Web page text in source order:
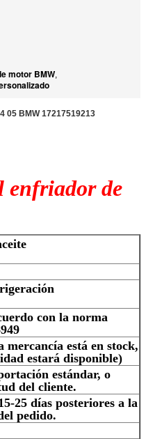
motor BMW,
05 BMW 17217519213
enfriador de
con la norma
mercancía está en stock,
estará disponible)
estándar, o
del cliente.
25 días posteriores a la
pedido.